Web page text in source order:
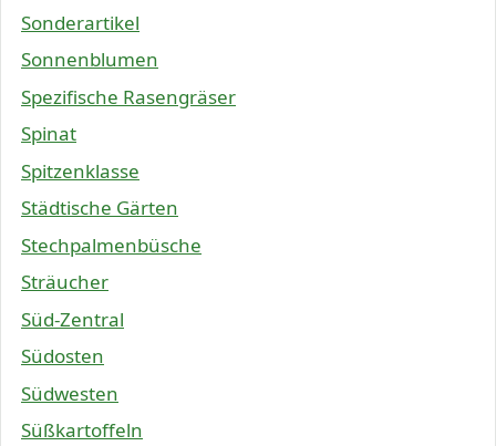
Sonderartikel
Sonnenblumen
Spezifische Rasengräser
Spinat
Spitzenklasse
Städtische Gärten
Stechpalmenbüsche
Sträucher
Süd-Zentral
Südosten
Südwesten
Süßkartoffeln